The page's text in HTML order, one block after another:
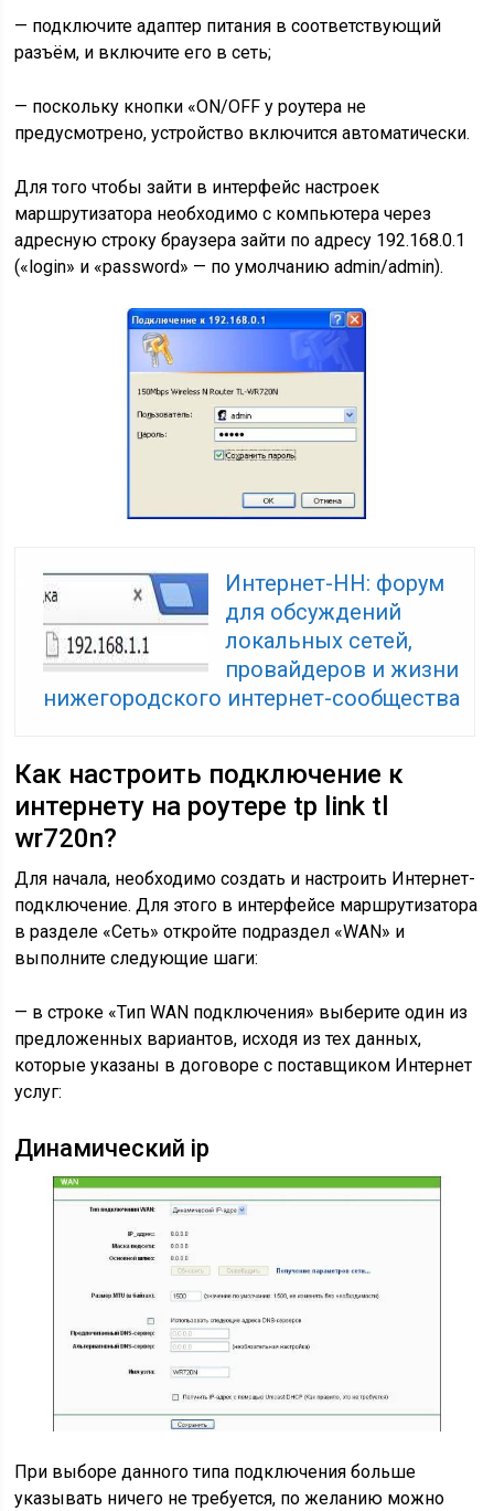
— подключите адаптер питания в соответствующий
разъём, и включите его в сеть;
— поскольку кнопки «ON/OFF у роутера не
предусмотрено, устройство включится автоматически.
Для того чтобы зайти в интерфейс настроек
маршрутизатора необходимо с компьютера через
адресную строку браузера зайти по адресу 192.168.0.1
(«login» и «password» — по умолчанию admin/admin).
Интернет-НН: форум
для обсуждений
локальных сетей,
провайдеров и жизни
нижегородского интернет-сообщества
Как настроить подключение к
интернету на роутере tp link tl
wr720n?
Для начала, необходимо создать и настроить Интернет-
подключение. Для этого в интерфейсе маршрутизатора
в разделе «Сеть» откройте подраздел «WAN» и
выполните следующие шаги:
— в строке «Тип WAN подключения» выберите один из
предложенных вариантов, исходя из тех данных,
которые указаны в договоре с поставщиком Интернет
услуг:
Динамический ip
При выборе данного типа подключения больше
указывать ничего не требуется, по желанию можно